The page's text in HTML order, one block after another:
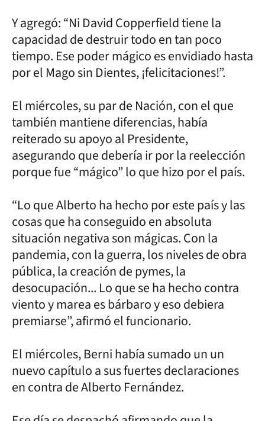
Y agregó: “Ni David Copperfield tiene la
capacidad de destruir todo en tan poco
tiempo. Ese poder mágico es envidiado hasta
por el Mago sin Dientes, ¡felicitaciones!”.
El miércoles, su par de Nación, con el que
también mantiene diferencias, había
reiterado su apoyo al Presidente,
asegurando que debería ir por la reelección
porque fue “mágico” lo que hizo por el país.
“Lo que Alberto ha hecho por este país y las
cosas que ha conseguido en absoluta
situación negativa son mágicas. Con la
pandemia, con la guerra, los niveles de obra
pública, la creación de pymes, la
desocupación... Lo que se ha hecho contra
viento y marea es bárbaro y eso debiera
premiarse”, afirmó el funcionario.
El miércoles, Berni había sumado un un
nuevo capítulo a sus fuertes declaraciones
en contra de Alberto Fernández.